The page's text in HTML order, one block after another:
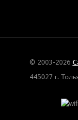
© 2003-2026
445027 г.